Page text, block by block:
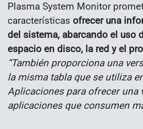
Plasma System Monitor
características ofrecer una
del sistema, abarcando el uso
espacio en disco, la red y el
“También proporciona una
la misma tabla que se utiliza
Aplicaciones para ofrecer una
aplicaciones que consumen